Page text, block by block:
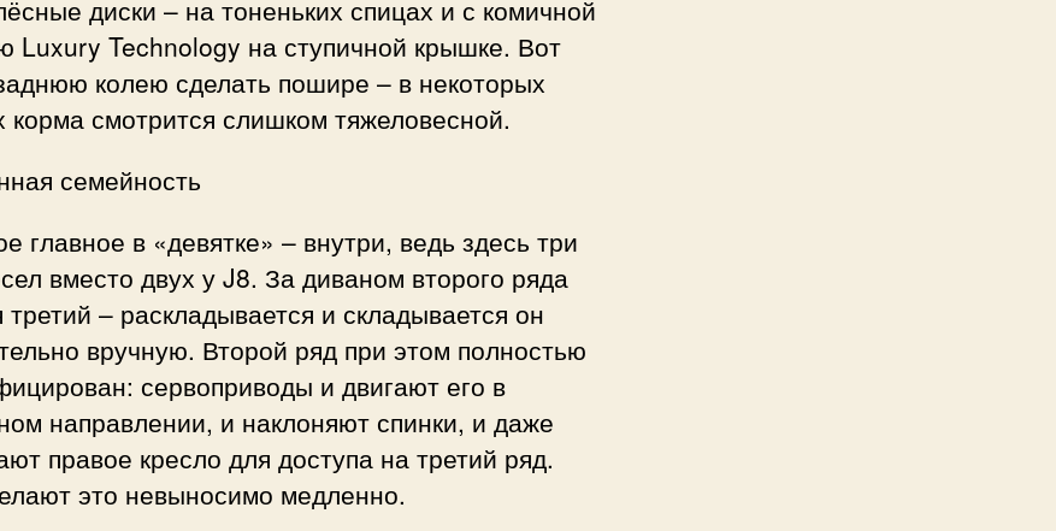
диски – на тоненьких спицах и с комичной
Luxury Technology на ступичной крышке. Вот
колею сделать пошире – в некоторых
корма смотрится слишком тяжеловесной.
семейность
главное в «девятке» – внутри, ведь здесь три
вместо двух у J8. За диваном второго ряда
третий – раскладывается и складывается он
вручную. Второй ряд при этом полностью
сервоприводы и двигают его в
направлении, и наклоняют спинки, и даже
правое кресло для доступа на третий ряд.
это невыносимо медленно.